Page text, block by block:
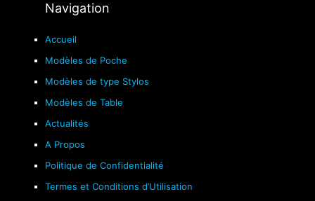
Navigation
Accueil
Modèles de Poche
Modèles de type Stylos
Modèles de Table
Actualités
A Propos
Politique de Confidentialité
Termes et Conditions d’Utilisation